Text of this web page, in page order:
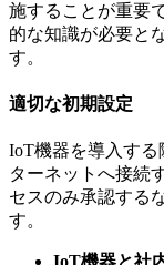
施することが重要
的な知識が必要と
す。
適切な初期設定
IoT機器を導入す
ターネットへ接続
セスのみ承認する
す。